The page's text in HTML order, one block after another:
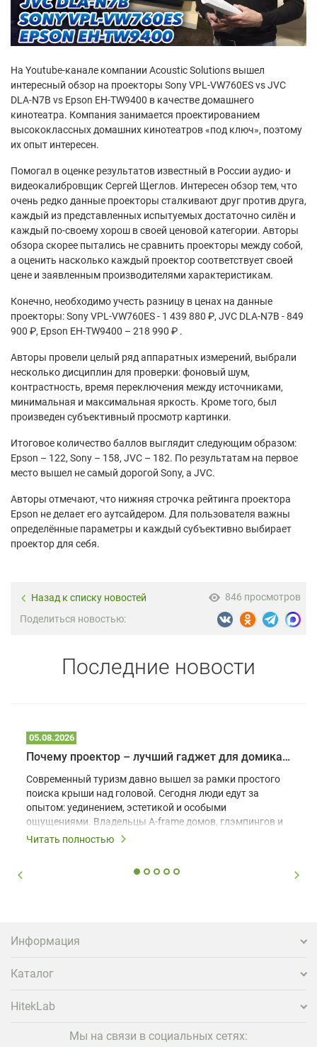
На Youtube-канале компании Acoustic Solutions вышел
интересный обзор на проекторы Sony VPL-VW760ES vs JVC
DLA-N7B vs Epson EH-TW9400 в качестве домашнего
кинотеатра. Компания занимается проектированием
высококлассных домашних кинотеатров «под ключ», поэтому
их опыт интересен.
Помогал в оценке результатов известный в России аудио- и
видеокалибровщик Сергей Щеглов. Интересен обзор тем, что
очень редко данные проекторы сталкивают друг против друга,
каждый из представленных испытуемых достаточно силён и
каждый по-своему хорош в своей ценовой категории. Авторы
обзора скорее пытались не сравнить проекторы между собой,
а оценить насколько каждый проектор соответствует своей
цене и заявленным производителями характеристикам.
Конечно, необходимо учесть разницу в ценах на данные
проекторы: Sony VPL-VW760ES - 1 439 880 ₽, JVC DLA-N7B - 849
900 ₽, Epson EH-TW9400 – 218 990 ₽ .
Авторы провели целый ряд аппаратных измерений, выбрали
несколько дисциплин для проверки: фоновый шум,
контрастность, время переключения между источниками,
минимальная и максимальная яркость. Кроме того, был
произведен субъективный просмотр картинки.
Итоговое количество баллов выглядит следующим образом:
Epson – 122, Sony – 158, JVC – 182. По результатам на первое
место вышел не самый дорогой Sony, а JVC.
Авторы отмечают, что нижняя строчка рейтинга проектора
Epson не делает его аутсайдером. Для пользователя важны
определённые параметры и каждый субъективно выбирает
проектор для себя.
Назад к списку новостей
846 просмотров
Поделиться новостью:
Последние новости
05.08.2026
Почему проектор – лучший гаджет для домика в глэмпинге
Современный туризм давно вышел за рамки простого
поиска крыши над головой. Сегодня люди едут за
опытом: уединением, эстетикой и особыми
ощущениями. Владельцы A-frame домов, глэмпингов и
шале понимают, что конкуренция растет, и
вернуться и поделиться впечатлениями в соцсетях,
проектора.
Читать полностью
Информация
Каталог
HitekLab
Мы на связи в социальных сетях: